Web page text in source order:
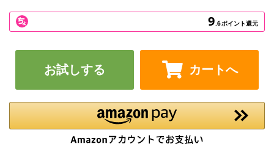
9.6ポイント還元
お試しする カートへ